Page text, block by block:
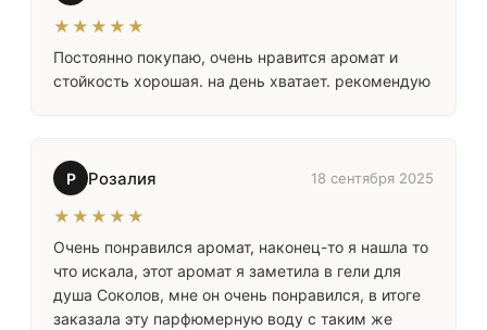
★★★★★
Постоянно покупаю, очень нравится аромат и
стойкость хорошая. на день хватает. рекомендую
Р Розалия 18 сентября 2025
★★★★★
Очень понравился аромат, наконец-то я нашла то
что искала, этот аромат я заметила в гели для
душа Соколов, мне он очень понравился, в итоге
заказала эту парфюмерную воду с таким же